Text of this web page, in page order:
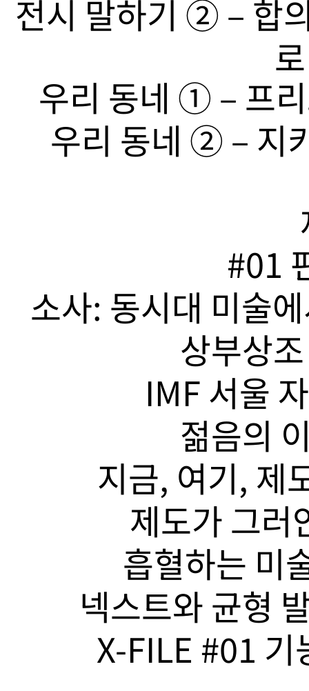
전시 말하기 ➁ – 합
우리 동네 ➀ – 프
우리 동네 ➁ – 지
#01
소사: 동시대 미술
상부상
IMF 서울
젊음의
지금, 여기, 제
제도가 그러
흡혈하는 미
넥스트와 균형
X-FILE #01 기